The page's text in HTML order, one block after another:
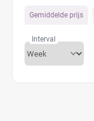
Gemiddelde prijs
Interval